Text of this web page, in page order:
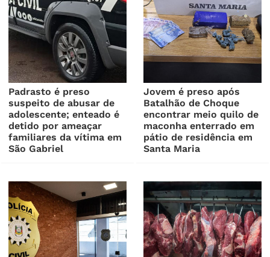
Padrasto é preso
suspeito de abusar de
adolescente; enteado é
detido por ameaçar
familiares da vítima em
São Gabriel
Jovem é preso após
Batalhão de Choque
encontrar meio quilo de
maconha enterrado em
pátio de residência em
Santa Maria